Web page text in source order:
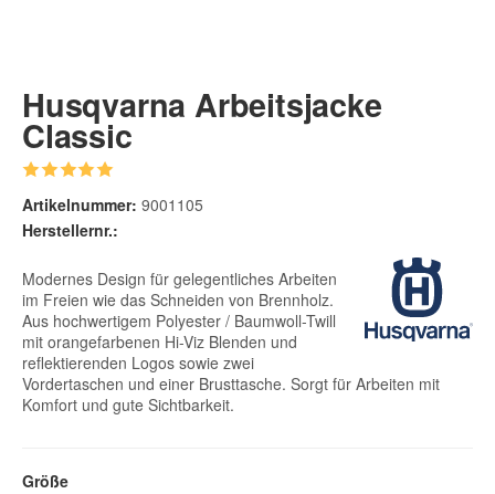
Husqvarna Arbeitsjacke
Classic
Artikelnummer: 9001105
Herstellernr.:
Modernes Design für gelegentliches Arbeiten
im Freien wie das Schneiden von Brennholz.
Aus hochwertigem Polyester / Baumwoll-Twill
mit orangefarbenen Hi-Viz Blenden und
reflektierenden Logos sowie zwei
Vordertaschen und einer Brusttasche. Sorgt für Arbeiten mit
Komfort und gute Sichtbarkeit.
Größe